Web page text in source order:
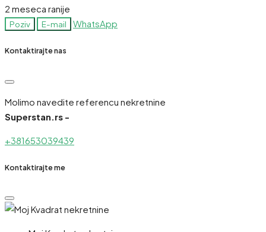
2 meseca ranije
Poziv E-mail WhatsApp
Kontaktirajte nas
Molimo navedite referencu nekretnine
Superstan.rs -
+381653039439
Kontaktirajte me